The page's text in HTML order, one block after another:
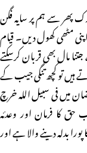
پھر سے ہم پر سایہ فگن
مٹھی کھول دیں۔ قیام
مال بھی قربان کرسکتے
تو کچھ تنگی جیب کے
میں فی سبیل اللہ خرچ
حق کا فرمان اور وعدئہ
بدلہ دینے والا ہے اور